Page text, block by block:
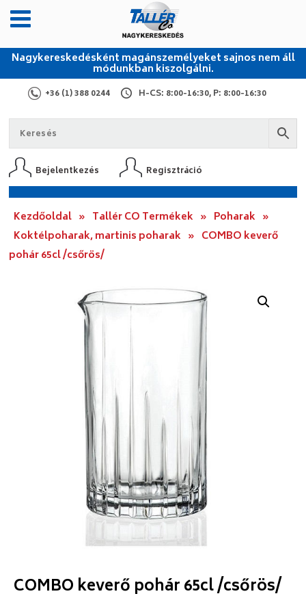
Nagykereskedésként magánszemélyeket sajnos nem áll
módunkban kiszolgálni.
+36 (1) 388 0244 H-CS: 8:00-16:30, P: 8:00-16:30
Bejelentkezés Regisztráció
Kezdőoldal » Tallér CO Termékek » Poharak »
Koktélpoharak, martinis poharak » COMBO keverő
pohár 65cl /csőrös/
COMBO keverő pohár 65cl /csőrös/